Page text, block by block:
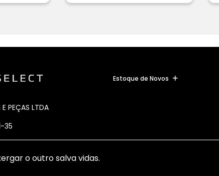
Estoque de Novos
PEÇAS LTDA
35
o outro salva vidas.